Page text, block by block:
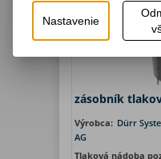
zásobník
Výrobca: Dürr
AG
Tlaková nádoba
Nastavenie